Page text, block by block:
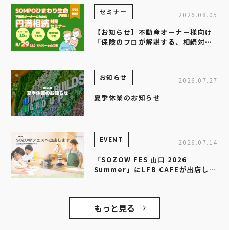
セミナー 2026.08.05
【お知らせ】不動産オーナー様向け
「保険のプロが解説する、相続対策
お知らせ 2026.07.27
夏季休業のお知らせ
EVENT 2026.07.14
「SOZOW FES 山口 2026
Summer」にLFB CAFEが出店しま
もっと見る